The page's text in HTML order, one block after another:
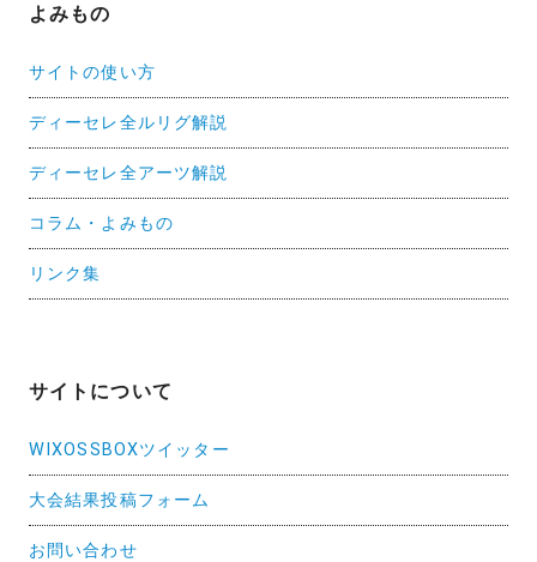
よみもの
サイトの使い方
ディーセレ全ルリグ解説
ディーセレ全アーツ解説
コラム・よみもの
リンク集
サイトについて
WIXOSSBOXツイッター
大会結果投稿フォーム
お問い合わせ